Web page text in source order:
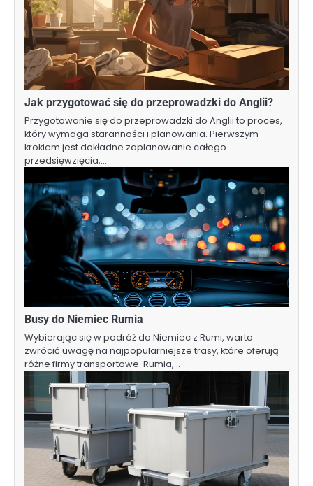
Jak przygotować się do przeprowadzki do Anglii?
Przygotowanie się do przeprowadzki do Anglii to proces,
który wymaga staranności i planowania. Pierwszym
krokiem jest dokładne zaplanowanie całego
przedsięwzięcia,…
Busy do Niemiec Rumia
Wybierając się w podróż do Niemiec z Rumi, warto
zwrócić uwagę na najpopularniejsze trasy, które oferują
różne firmy transportowe. Rumia,…